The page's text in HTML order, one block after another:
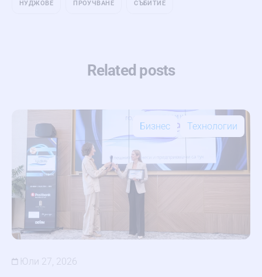
НУДЖОВЕ ПРОУЧВАНЕ СЪБИТИЕ
Related posts
Бизнес Технологии
Юли 27, 2026